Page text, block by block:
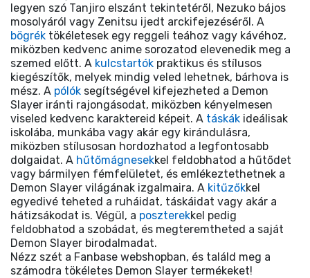
legyen szó Tanjiro elszánt tekintetéről, Nezuko bájos
mosolyáról vagy Zenitsu ijedt arckifejezéséről. A
bögrék tökéletesek egy reggeli teához vagy kávéhoz,
miközben kedvenc anime sorozatod elevenedik meg a
szemed előtt. A kulcstartók praktikus és stílusos
kiegészítők, melyek mindig veled lehetnek, bárhova is
mész. A pólók segítségével kifejezheted a Demon
Slayer iránti rajongásodat, miközben kényelmesen
viseled kedvenc karaktereid képeit. A táskák ideálisak
iskolába, munkába vagy akár egy kirándulásra,
miközben stílusosan hordozhatod a legfontosabb
dolgaidat. A hűtőmágnesekkel feldobhatod a hűtődet
vagy bármilyen fémfelületet, és emlékeztethetnek a
Demon Slayer világának izgalmaira. A kitűzőkkel
egyedivé teheted a ruháidat, táskáidat vagy akár a
hátizsákodat is. Végül, a poszterekkel pedig
feldobhatod a szobádat, és megteremtheted a saját
Demon Slayer birodalmadat.
Nézz szét a Fanbase webshopban, és találd meg a
számodra tökéletes Demon Slayer termékeket!